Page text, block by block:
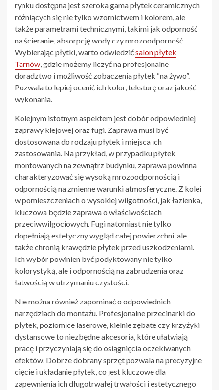
rynku dostępna jest szeroka gama płytek ceramicznych
różniących się nie tylko wzornictwem i kolorem, ale
także parametrami technicznymi, takimi jak odporność
na ścieranie, absorpcję wody czy mrozoodporność.
Wybierając płytki, warto odwiedzićsalon płytek
Tarnów, gdzie możemy liczyć na profesjonalne
doradztwo i możliwość zobaczenia płytek “na żywo”.
Pozwala to lepiej ocenić ich kolor, teksturę oraz jakość
wykonania.
Kolejnym istotnym aspektem jest dobór odpowiedniej
zaprawy klejowej oraz fugi. Zaprawa musi być
dostosowana do rodzaju płytek i miejsca ich
zastosowania. Na przykład, w przypadku płytek
montowanych na zewnątrz budynku, zaprawa powinna
charakteryzować się wysoką mrozoodpornością i
odpornością na zmienne warunki atmosferyczne. Z kolei
w pomieszczeniach o wysokiej wilgotności, jak łazienka,
kluczowa będzie zaprawa o właściwościach
przeciwwilgociowych. Fugi natomiast nie tylko
dopełniają estetyczny wygląd całej powierzchni, ale
także chronią krawędzie płytek przed uszkodzeniami.
Ich wybór powinien być podyktowany nie tylko
kolorystyką, ale i odpornością na zabrudzenia oraz
łatwością w utrzymaniu czystości.
Nie można również zapominać o odpowiednich
narzędziach do montażu. Profesjonalne przecinarki do
płytek, poziomice laserowe, kielnie zębate czy krzyżyki
dystansowe to niezbędne akcesoria, które ułatwiają
pracę i przyczyniają się do osiągnięcia oczekiwanych
efektów. Dobrze dobrany sprzęt pozwala na precyzyjne
cięcie i układanie płytek, co jest kluczowe dla
zapewnienia ich długotrwałej trwałości i estetycznego